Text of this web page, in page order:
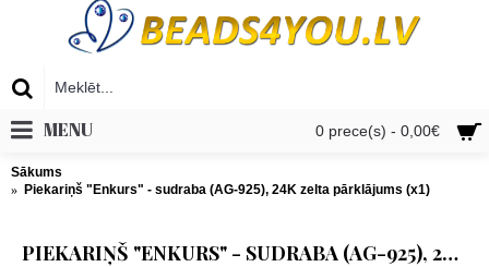
0 prece(s) - 0,00€
MENU
Sākums
Piekariņš "Enkurs" - sudraba (AG-925), 24K zelta pārklājums (x1)
PIEKARIŅŠ "ENKURS" - SUDRABA (AG-925), 24K ZELTA PĀRKLĀJUMS (X1)